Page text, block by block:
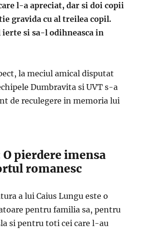
l-a apreciat, dar si doi copii
gravida cu al treilea copil.
ierte si sa-l odihneasca in
la meciul amical disputat
Dumbravita si UVT s-a
de reculegere in memoria lui
pierdere imensa
romanesc
a lui Caius Lungu este o
pentru familia sa, pentru
si pentru toti cei care l-au